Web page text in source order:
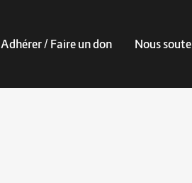
Adhérer / Faire un don Nous